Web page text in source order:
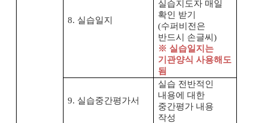
8. 실습일지
실습지도자 매일
확인 받기
(수퍼비전은
반드시 손글씨)
※ 실습일지는
기관양식 사용해도
됨
9. 실습중간평가서
실습 전반적인
내용에 대한
중간평가 내용
작성